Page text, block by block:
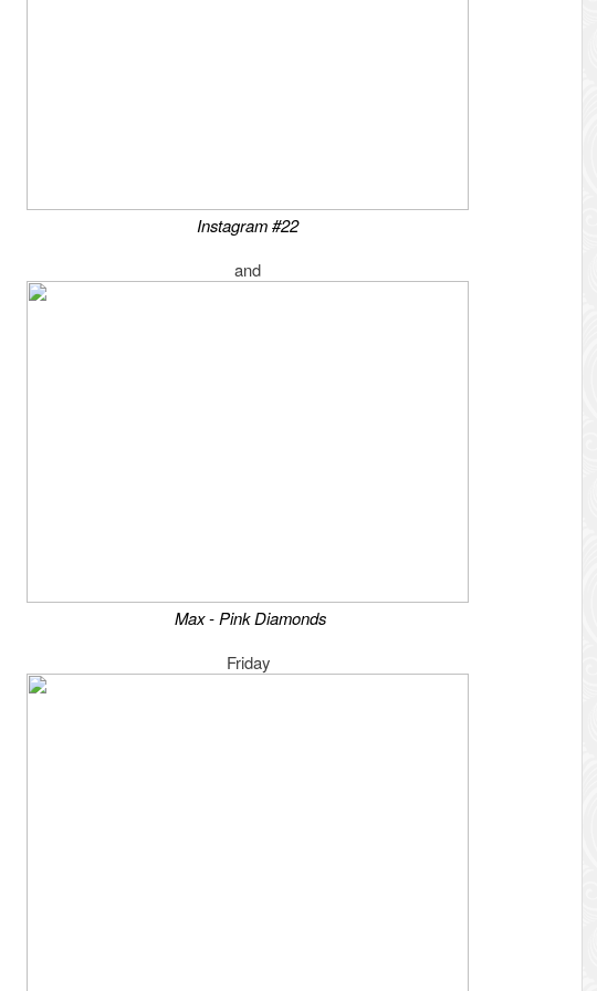
Instagram #22
and
Max - Pink Diamonds
Friday